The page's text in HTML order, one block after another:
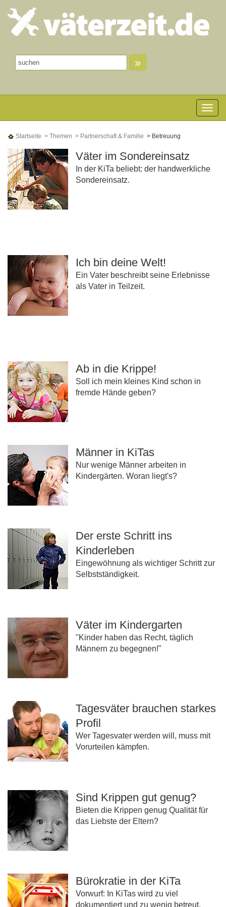
»
Toggle
Startseite > Themen > Partnerschaft & Familie > Betreuung
Väter im Sondereinsatz
In der KiTa beliebt: der handwerkliche
Sondereinsatz.
Ich bin deine Welt!
Ein Vater beschreibt seine Erlebnisse
als Vater in Teilzeit.
Ab in die Krippe!
Soll ich mein kleines Kind schon in
fremde Hände geben?
Männer in KiTas
Nur wenige Männer arbeiten in
Kindergärten. Woran liegt's?
Der erste Schritt ins
Kinderleben
Eingewöhnung als wichtiger Schritt zur
Selbstständigkeit.
Väter im Kindergarten
"Kinder haben das Recht, täglich
Männern zu begegnen!"
Tagesväter brauchen starkes
Profil
Wer Tagesvater werden will, muss mit
Vorurteilen kämpfen.
Sind Krippen gut genug?
Bieten die Krippen genug Qualität für
das Liebste der Eltern?
Bürokratie in der KiTa
Vorwurf: In KiTas wird zu viel
dokumentiert und zu wenig betreut.